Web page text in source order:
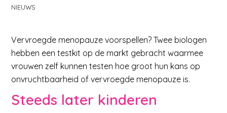
NIEUWS
Vervroegde menopauze voorspellen? Twee biologen
hebben een testkit op de markt gebracht waarmee
vrouwen zelf kunnen testen hoe groot hun kans op
onvruchtbaarheid of vervroegde menopauze is.
Steeds later kinderen